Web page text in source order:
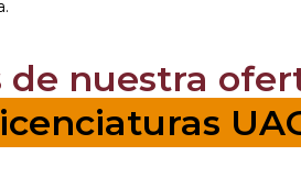
de nuestra